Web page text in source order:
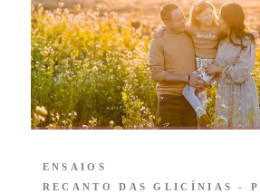
ENSAIOS
RECANTO DAS GLICÍNIAS -